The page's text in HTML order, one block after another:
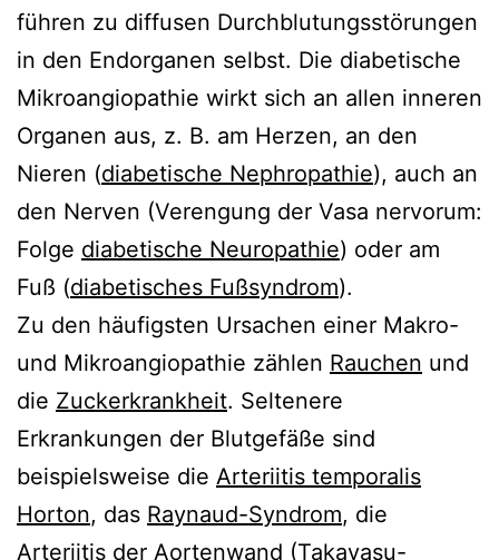
führen zu diffusen Durchblutungsstörungen
in den Endorganen selbst. Die diabetische
Mikroangiopathie wirkt sich an allen inneren
Organen aus, z. B. am Herzen, an den
Nieren (diabetische Nephropathie), auch an
den Nerven (Verengung der Vasa nervorum:
Folge diabetische Neuropathie) oder am
Fuß (diabetisches Fußsyndrom).
Zu den häufigsten Ursachen einer Makro-
und Mikroangiopathie zählen Rauchen und
die Zuckerkrankheit. Seltenere
Erkrankungen der Blutgefäße sind
beispielsweise die Arteriitis temporalis
Horton, das Raynaud-Syndrom, die
Arteriitis der Aortenwand (Takayasu-